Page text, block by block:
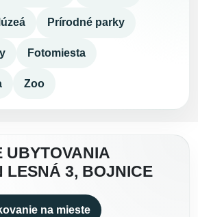
Prírodné parky
Fotomiesta
Zoo
UBYTOVANIA
LESNÁ 3, BOJNICE
na mieste